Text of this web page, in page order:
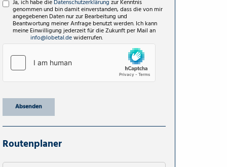
Ja, ich habe die Datenschutzerklärung zur Kenntnis
genommen und bin damit einverstanden, dass die von mir
angegebenen Daten nur zur Bearbeitung und
Beantwortung meiner Anfrage benutzt werden. Ich kann
meine Einwilligung jederzeit für die Zukunft per Mail an
info@lobetal.dewiderrufen.
Absenden
Routenplaner